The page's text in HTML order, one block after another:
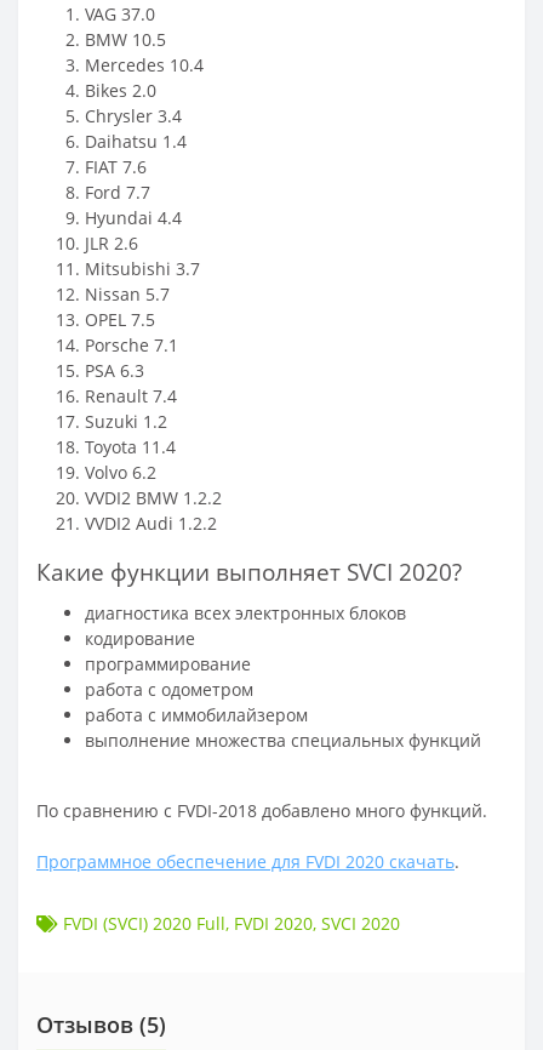
VAG 37.0
BMW 10.5
Mercedes 10.4
Bikes 2.0
Chrysler 3.4
Daihatsu 1.4
FIAT 7.6
Ford 7.7
Hyundai 4.4
JLR 2.6
Mitsubishi 3.7
Nissan 5.7
OPEL 7.5
Porsche 7.1
PSA 6.3
Renault 7.4
Suzuki 1.2
Toyota 11.4
Volvo 6.2
VVDI2 BMW 1.2.2
VVDI2 Audi 1.2.2
Какие функции выполняет SVCI 2020?
диагностика всех электронных блоков
кодирование
программирование
работа с одометром
работа с иммобилайзером
выполнение множества специальных функций
По сравнению с FVDI-2018 добавлено много функций.
Программное обеспечение для FVDI 2020 скачать.
FVDI (SVCI) 2020 Full, FVDI 2020, SVCI 2020
Отзывов (5)